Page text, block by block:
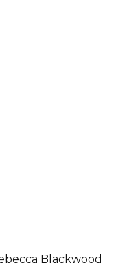
Blackwood